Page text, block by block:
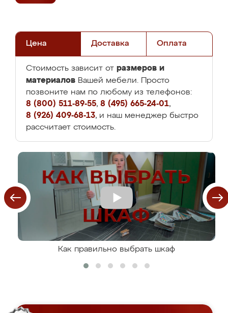
Цена Доставка Оплата
Стоимость зависит от размеров и
материалов Вашей мебели. Просто
позвоните нам по любому из телефонов:
8 (800) 511-89-55, 8 (495) 665-24-01,
8 (926) 409-68-13, и наш менеджер быстро
рассчитает стоимость.
Как правильно выбрать шкаф